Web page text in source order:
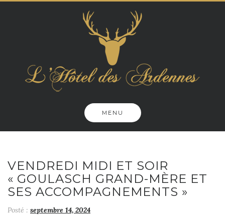
MENU
VENDREDI MIDI ET SOIR
« GOULASCH GRAND-MÈRE ET
SES ACCOMPAGNEMENTS »
Posté : septembre 14, 2024